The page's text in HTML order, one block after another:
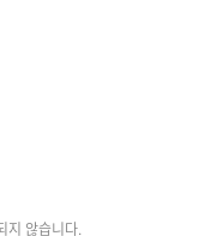
지 않습니다.